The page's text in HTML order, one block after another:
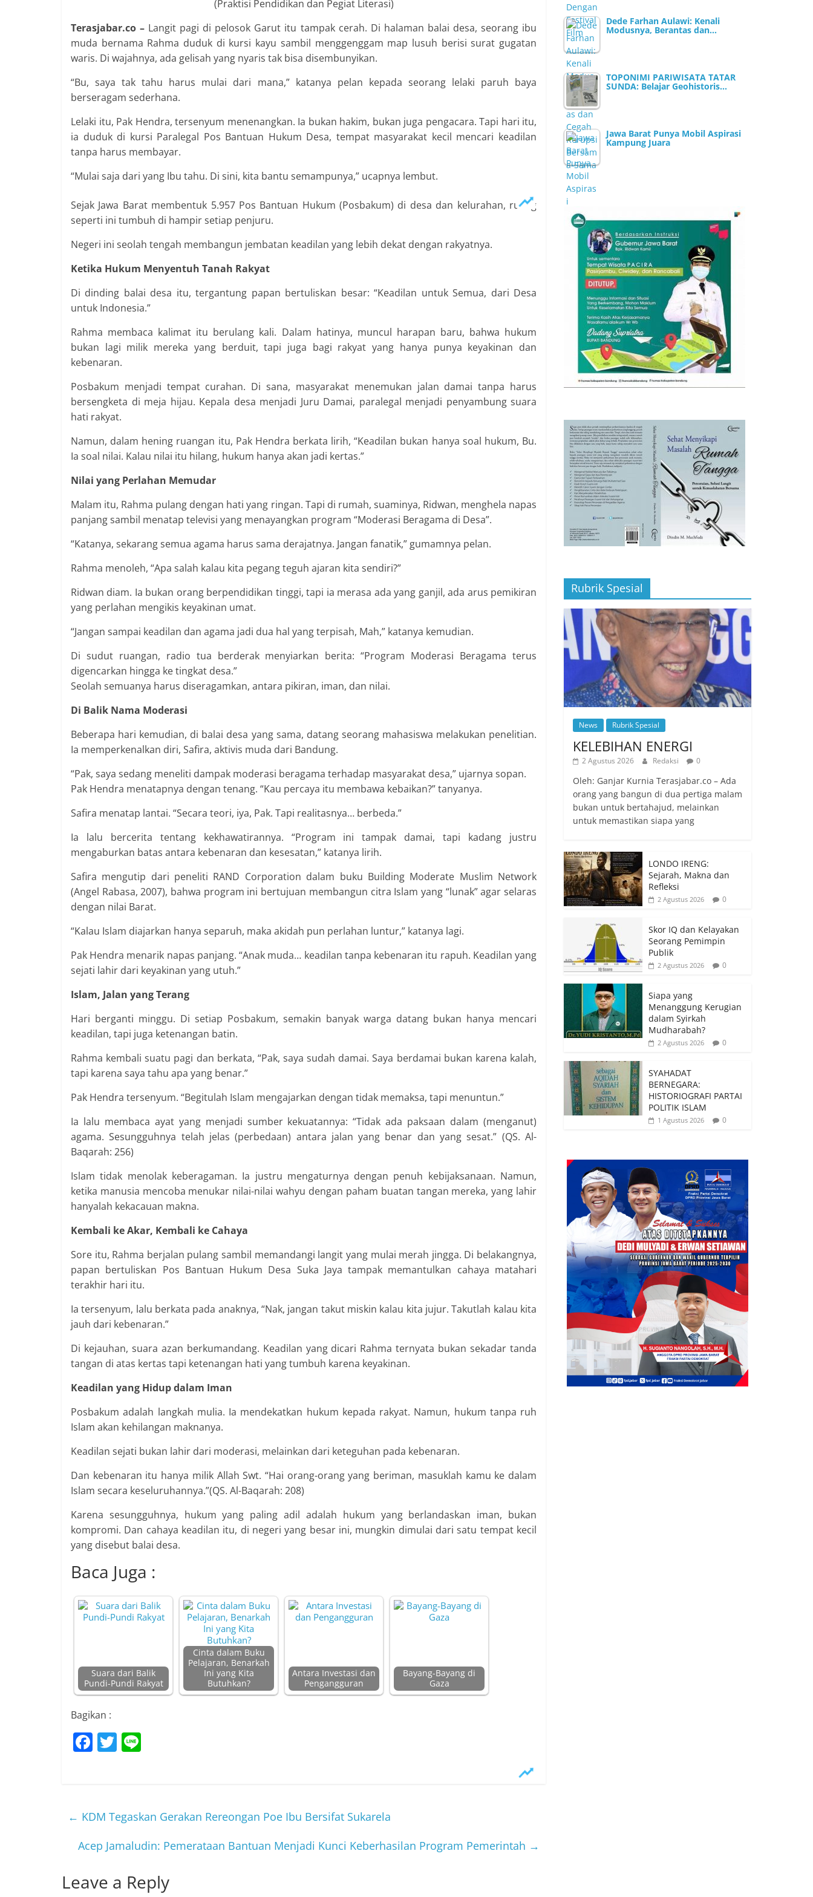
(Praktisi Pendidikan dan Pegiat Literasi)
Terasjabar.co – Langit pagi di pelosok Garut itu tampak cerah. Di halaman balai desa, seorang ibu
muda bernama Rahma duduk di kursi kayu sambil menggenggam map lusuh berisi surat gugatan
waris. Di wajahnya, ada gelisah yang nyaris tak bisa disembunyikan.
“Bu, saya tak tahu harus mulai dari mana,” katanya pelan kepada seorang lelaki paruh baya
berseragam sederhana.
Lelaki itu, Pak Hendra, tersenyum menenangkan. Ia bukan hakim, bukan juga pengacara. Tapi hari itu,
ia duduk di kursi Paralegal Pos Bantuan Hukum Desa, tempat masyarakat kecil mencari keadilan
tanpa harus membayar.
“Mulai saja dari yang Ibu tahu. Di sini, kita bantu semampunya,” ucapnya lembut.
Sejak Jawa Barat membentuk 5.957 Pos Bantuan Hukum (Posbakum) di desa dan kelurahan, ruang
seperti ini tumbuh di hampir setiap penjuru.
Negeri ini seolah tengah membangun jembatan keadilan yang lebih dekat dengan rakyatnya.
Ketika Hukum Menyentuh Tanah Rakyat
Di dinding balai desa itu, tergantung papan bertuliskan besar: “Keadilan untuk Semua, dari Desa
untuk Indonesia.”
Rahma membaca kalimat itu berulang kali. Dalam hatinya, muncul harapan baru, bahwa hukum
bukan lagi milik mereka yang berduit, tapi juga bagi rakyat yang hanya punya keyakinan dan
kebenaran.
Posbakum menjadi tempat curahan. Di sana, masyarakat menemukan jalan damai tanpa harus
bersengketa di meja hijau. Kepala desa menjadi Juru Damai, paralegal menjadi penyambung suara
hati rakyat.
Namun, dalam hening ruangan itu, Pak Hendra berkata lirih, “Keadilan bukan hanya soal hukum, Bu.
Ia soal nilai. Kalau nilai itu hilang, hukum hanya akan jadi kertas.”
Nilai yang Perlahan Memudar
Malam itu, Rahma pulang dengan hati yang ringan. Tapi di rumah, suaminya, Ridwan, menghela napas
panjang sambil menatap televisi yang menayangkan program “Moderasi Beragama di Desa”.
“Katanya, sekarang semua agama harus sama derajatnya. Jangan fanatik,” gumamnya pelan.
Rahma menoleh, “Apa salah kalau kita pegang teguh ajaran kita sendiri?”
Ridwan diam. Ia bukan orang berpendidikan tinggi, tapi ia merasa ada yang ganjil, ada arus pemikiran
yang perlahan mengikis keyakinan umat.
“Jangan sampai keadilan dan agama jadi dua hal yang terpisah, Mah,” katanya kemudian.
Di sudut ruangan, radio tua berderak menyiarkan berita: “Program Moderasi Beragama terus
digencarkan hingga ke tingkat desa.”
Seolah semuanya harus diseragamkan, antara pikiran, iman, dan nilai.
Di Balik Nama Moderasi
Beberapa hari kemudian, di balai desa yang sama, datang seorang mahasiswa melakukan penelitian.
Ia memperkenalkan diri, Safira, aktivis muda dari Bandung.
“Pak, saya sedang meneliti dampak moderasi beragama terhadap masyarakat desa,” ujarnya sopan.
Pak Hendra menatapnya dengan tenang. “Kau percaya itu membawa kebaikan?” tanyanya.
Safira menatap lantai. “Secara teori, iya, Pak. Tapi realitasnya… berbeda.”
Ia lalu bercerita tentang kekhawatirannya. “Program ini tampak damai, tapi kadang justru
mengaburkan batas antara kebenaran dan kesesatan,” katanya lirih.
Safira mengutip dari peneliti RAND Corporation dalam buku Building Moderate Muslim Network
(Angel Rabasa, 2007), bahwa program ini bertujuan membangun citra Islam yang “lunak” agar selaras
dengan nilai Barat.
“Kalau Islam diajarkan hanya separuh, maka akidah pun perlahan luntur,” katanya lagi.
Pak Hendra menarik napas panjang. “Anak muda… keadilan tanpa kebenaran itu rapuh. Keadilan yang
sejati lahir dari keyakinan yang utuh.”
Islam, Jalan yang Terang
Hari berganti minggu. Di setiap Posbakum, semakin banyak warga datang bukan hanya mencari
keadilan, tapi juga ketenangan batin.
Rahma kembali suatu pagi dan berkata, “Pak, saya sudah damai. Saya berdamai bukan karena kalah,
tapi karena saya tahu apa yang benar.”
Pak Hendra tersenyum. “Begitulah Islam mengajarkan dengan tidak memaksa, tapi menuntun.”
Ia lalu membaca ayat yang menjadi sumber kekuatannya: “Tidak ada paksaan dalam (menganut)
agama. Sesungguhnya telah jelas (perbedaan) antara jalan yang benar dan yang sesat.” (QS. Al-
Baqarah: 256)
Islam tidak menolak keberagaman. Ia justru mengaturnya dengan penuh kebijaksanaan. Namun,
ketika manusia mencoba menukar nilai-nilai wahyu dengan paham buatan tangan mereka, yang lahir
hanyalah kekacauan makna.
Kembali ke Akar, Kembali ke Cahaya
Sore itu, Rahma berjalan pulang sambil memandangi langit yang mulai merah jingga. Di belakangnya,
papan bertuliskan Pos Bantuan Hukum Desa Suka Jaya tampak memantulkan cahaya matahari
terakhir hari itu.
Ia tersenyum, lalu berkata pada anaknya, “Nak, jangan takut miskin kalau kita jujur. Takutlah kalau kita
jauh dari kebenaran.”
Di kejauhan, suara azan berkumandang. Keadilan yang dicari Rahma ternyata bukan sekadar tanda
tangan di atas kertas tapi ketenangan hati yang tumbuh karena keyakinan.
Keadilan yang Hidup dalam Iman
Posbakum adalah langkah mulia. Ia mendekatkan hukum kepada rakyat. Namun, hukum tanpa ruh
Islam akan kehilangan maknanya.
Keadilan sejati bukan lahir dari moderasi, melainkan dari keteguhan pada kebenaran.
Dan kebenaran itu hanya milik Allah Swt. “Hai orang-orang yang beriman, masuklah kamu ke dalam
Islam secara keseluruhannya.”(QS. Al-Baqarah: 208)
Karena sesungguhnya, hukum yang paling adil adalah hukum yang berlandaskan iman, bukan
kompromi. Dan cahaya keadilan itu, di negeri yang besar ini, mungkin dimulai dari satu tempat kecil
yang disebut balai desa.
Baca Juga :
Suara dari Balik
Pundi-Pundi Rakyat
Cinta dalam Buku
Pelajaran, Benarkah
Ini yang Kita
Butuhkan?
Antara Investasi dan
Pengangguran
Bayang-Bayang di
Gaza
Bagikan :
F
b
o
o
k
T
← KDM Tegaskan Gerakan Rereongan Poe Ibu Bersifat Sukarela
Acep Jamaludin: Pemerataan Bantuan Menjadi Kunci Keberhasilan Program Pemerintah →
Leave a Reply
Dede Farhan Aulawi: Kenali
Modusnya, Berantas dan…
TOPONIMI PARIWISATA TATAR
SUNDA: Belajar Geohistoris…
Jawa Barat Punya Mobil Aspirasi
Kampung Juara
Rubrik Spesial
News Rubrik Spesial
KELEBIHAN ENERGI
2 Agustus 2026 Redaksi 0
Oleh: Ganjar Kurnia Terasjabar.co – Ada
orang yang bangun di dua pertiga malam
bukan untuk bertahajud, melainkan
untuk memastikan siapa yang
LONDO IRENG:
Sejarah, Makna dan
Refleksi
2 Agustus 2026 0
Skor IQ dan Kelayakan
Seorang Pemimpin
Publik
2 Agustus 2026 0
Siapa yang
Menanggung Kerugian
dalam Syirkah
Mudharabah?
2 Agustus 2026 0
SYAHADAT
BERNEGARA:
HISTORIOGRAFI PARTAI
POLITIK ISLAM
1 Agustus 2026 0